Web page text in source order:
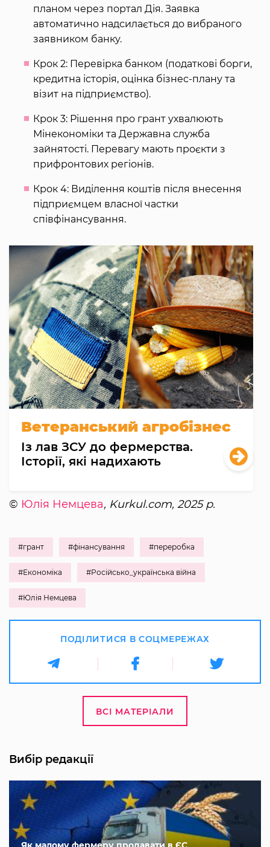
планом через портал Дія. Заявка
автоматично надсилається до вибраного
заявником банку.
Крок 2: Перевірка банком (податкові борги,
кредитна історія, оцінка бізнес-плану та
візит на підприємство).
Крок 3: Рішення про грант ухвалюють
Мінекономіки та Державна служба
зайнятості. Перевагу мають проєкти з
прифронтових регіонів.
Крок 4: Виділення коштів після внесення
підприємцем власної частки
співфінансування.
Ветеранський агробізнес
Із лав ЗСУ до фермерства.
Історії, які надихають
© Юлія Немцева, Kurkul.com, 2025 р.
#грант #фінансування #переробка
#Економіка #Російсько_українська війна
#Юлія Немцева
ПОДІЛИТИСЯ В СОЦМЕРЕЖАХ
ВСІ МАТЕРІАЛИ
Вибір редакції